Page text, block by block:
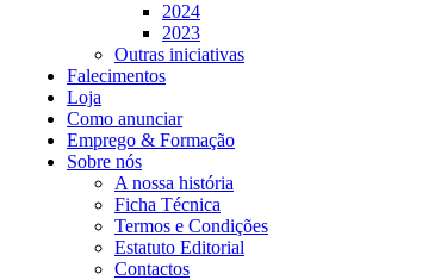
2024
2023
Outras iniciativas
Falecimentos
Loja
Como anunciar
Emprego & Formação
Sobre nós
A nossa história
Ficha Técnica
Termos e Condições
Estatuto Editorial
Contactos